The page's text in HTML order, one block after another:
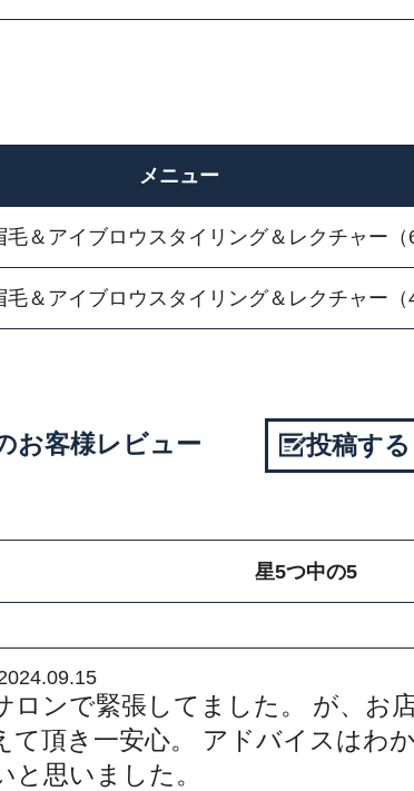
メニュー
＆アイブロウスタイリング＆レクチャー（
＆アイブロウスタイリング＆レクチャー（
お客様レビュー 投稿する
星5つ中の5
ロンで緊張してました。 が、お
て頂き一安心。 アドバイスはわ
と思いました。